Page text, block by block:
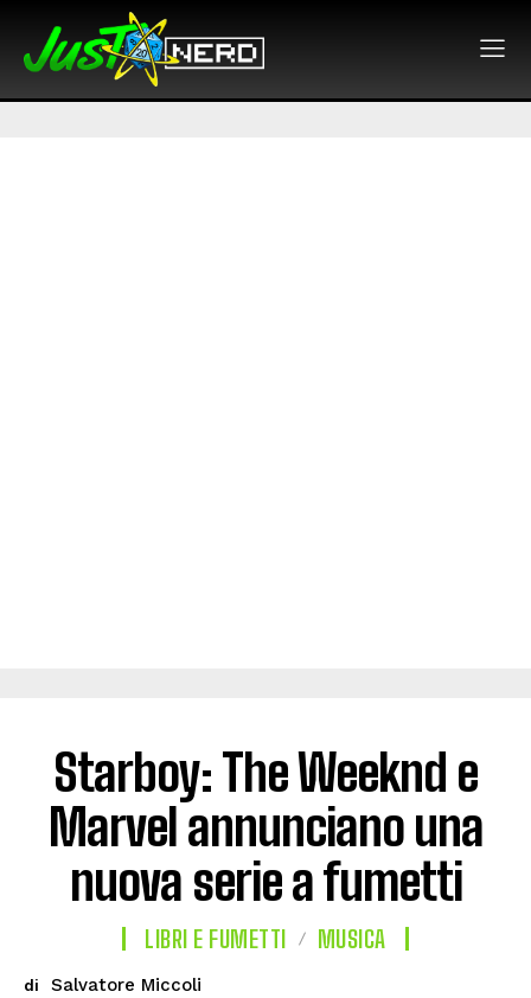
Starboy: The Weeknd e
Marvel annunciano una
nuova serie a fumetti
LIBRI E FUMETTI MUSICA
di Salvatore Miccoli